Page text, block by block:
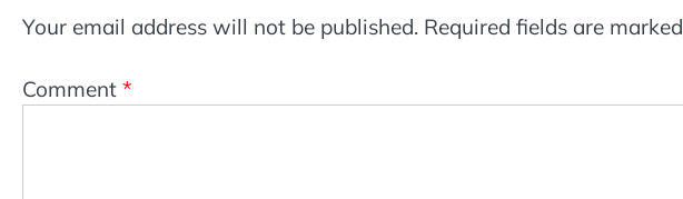
Your email address will not be published. Required fields are marked
Comment *